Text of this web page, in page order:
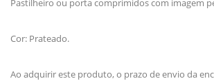
Pastilheiro ou porta comprimidos com imagem
Cor: Prateado.
Ao adquirir este produto, o prazo de envio da